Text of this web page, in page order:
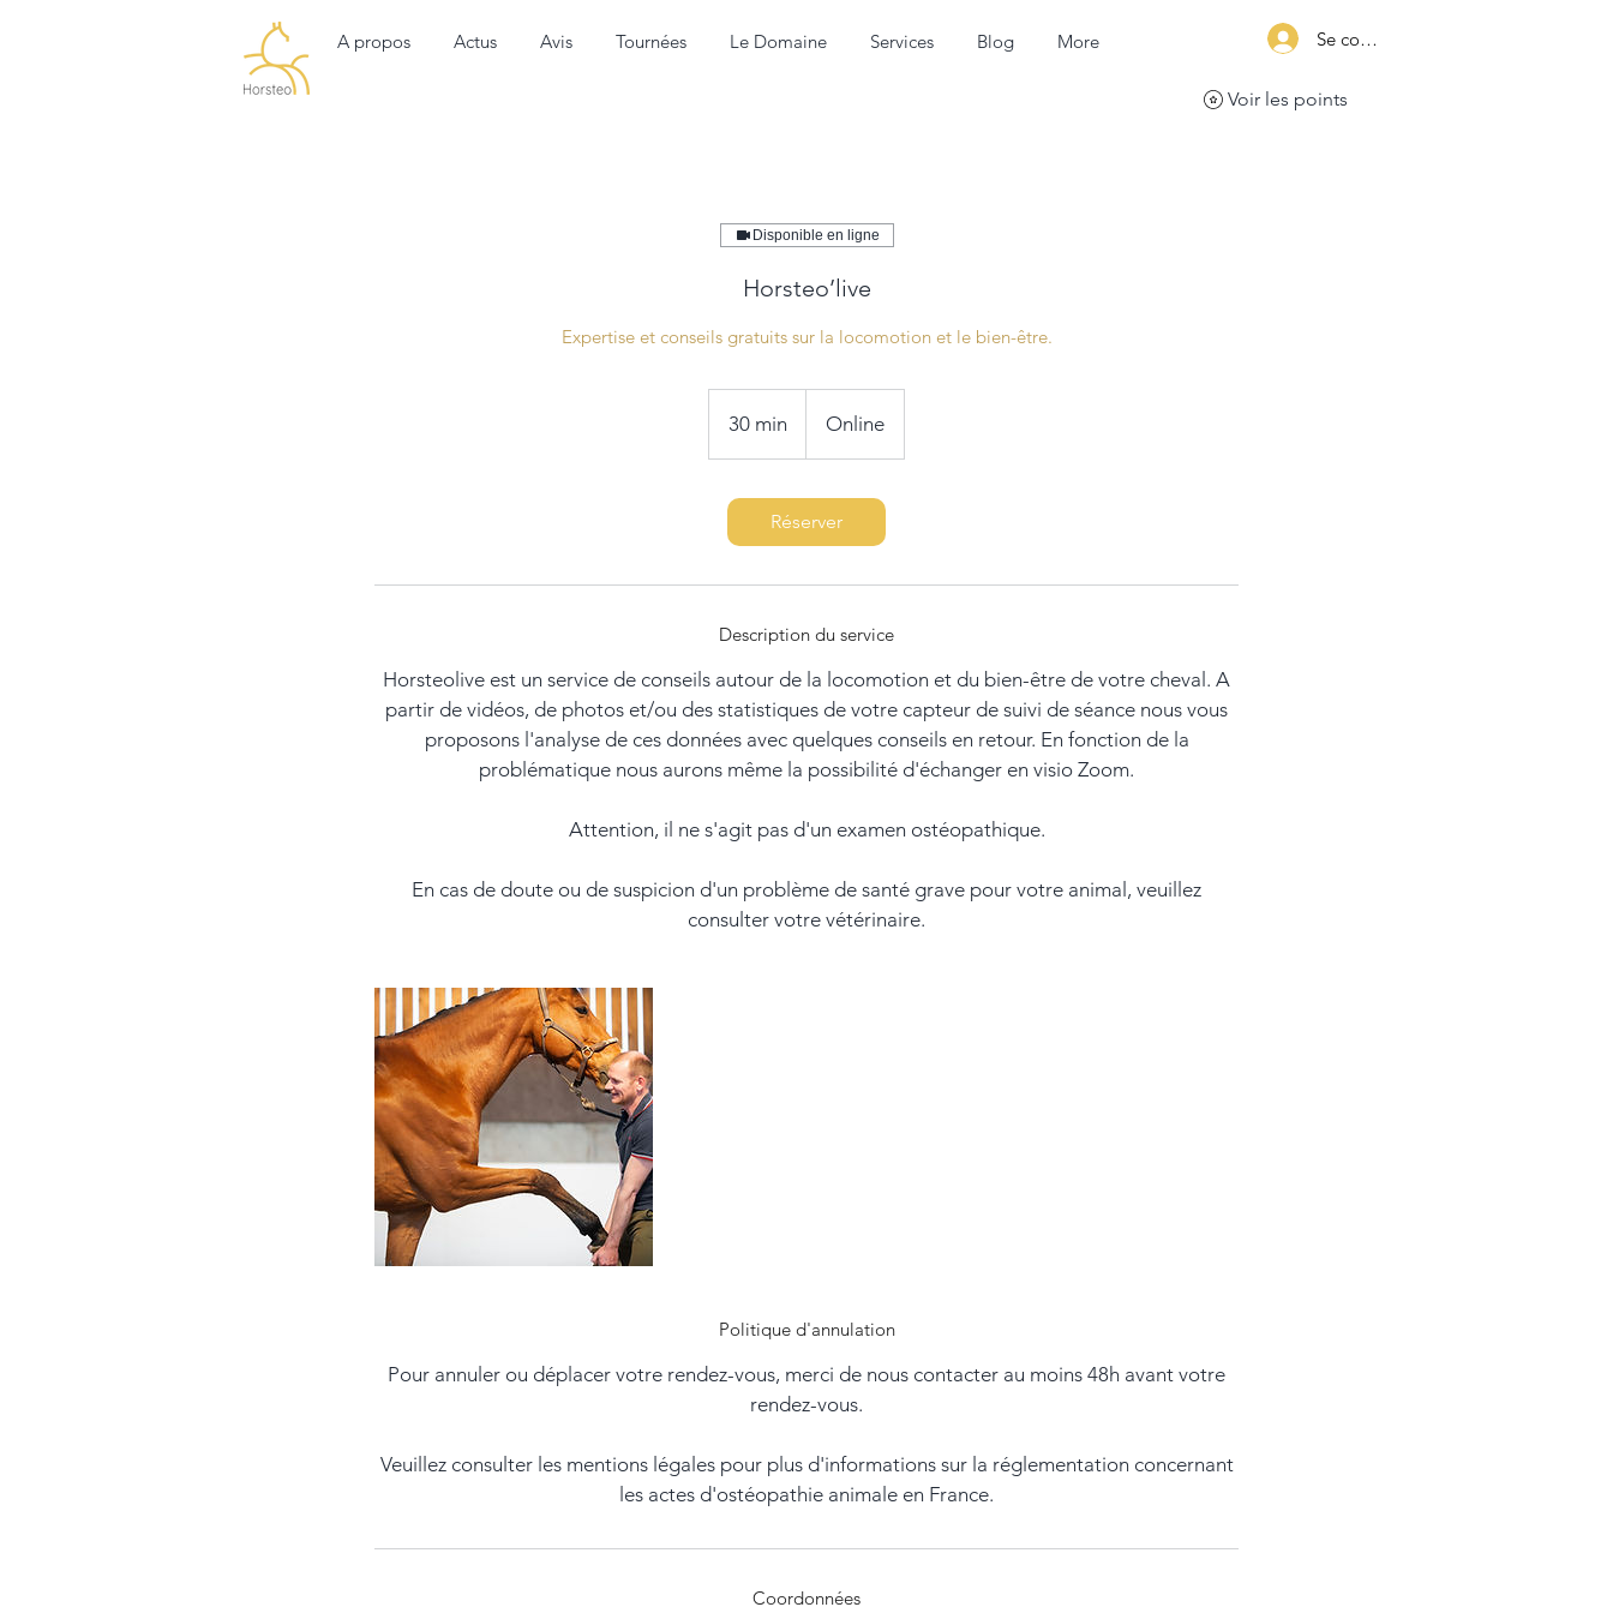
A propos Actus Avis Tournées Le Domaine Services Blog More Se connecter
Voir les points
Disponible en ligne
Horsteo’live
Expertise et conseils gratuits sur la locomotion et le bien-être.
30 min
0
i
n
Online
Réserver
Description du service
Horsteolive est un service de conseils autour de la locomotion et du bien-être de votre cheval. A
partir de vidéos, de photos et/ou des statistiques de votre capteur de suivi de séance nous vous
proposons l'analyse de ces données avec quelques conseils en retour. En fonction de la
problématique nous aurons même la possibilité d'échanger en visio Zoom.
Attention, il ne s'agit pas d'un examen ostéopathique.
En cas de doute ou de suspicion d'un problème de santé grave pour votre animal, veuillez
consulter votre vétérinaire.
Politique d'annulation
Pour annuler ou déplacer votre rendez-vous, merci de nous contacter au moins 48h avant votre
rendez-vous.
Veuillez consulter les mentions légales pour plus d'informations sur la réglementation concernant
les actes d'ostéopathie animale en France.
Coordonnées